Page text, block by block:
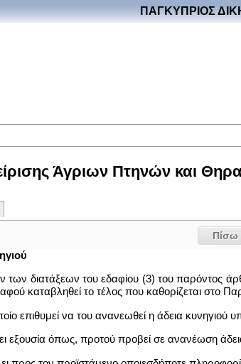
ΠΑΓΚΥΠΡΙΟΣ
Άγριων Πτηνών και
Πίσω
διατάξεων του εδαφίου (3) του παρόντος
καταβληθεί το τέλος που καθορίζεται στο
επιθυμεί να του ανανεωθεί η άδεια κυνηγιού
εξουσία όπως, προτού προβεί σε ανανέωση